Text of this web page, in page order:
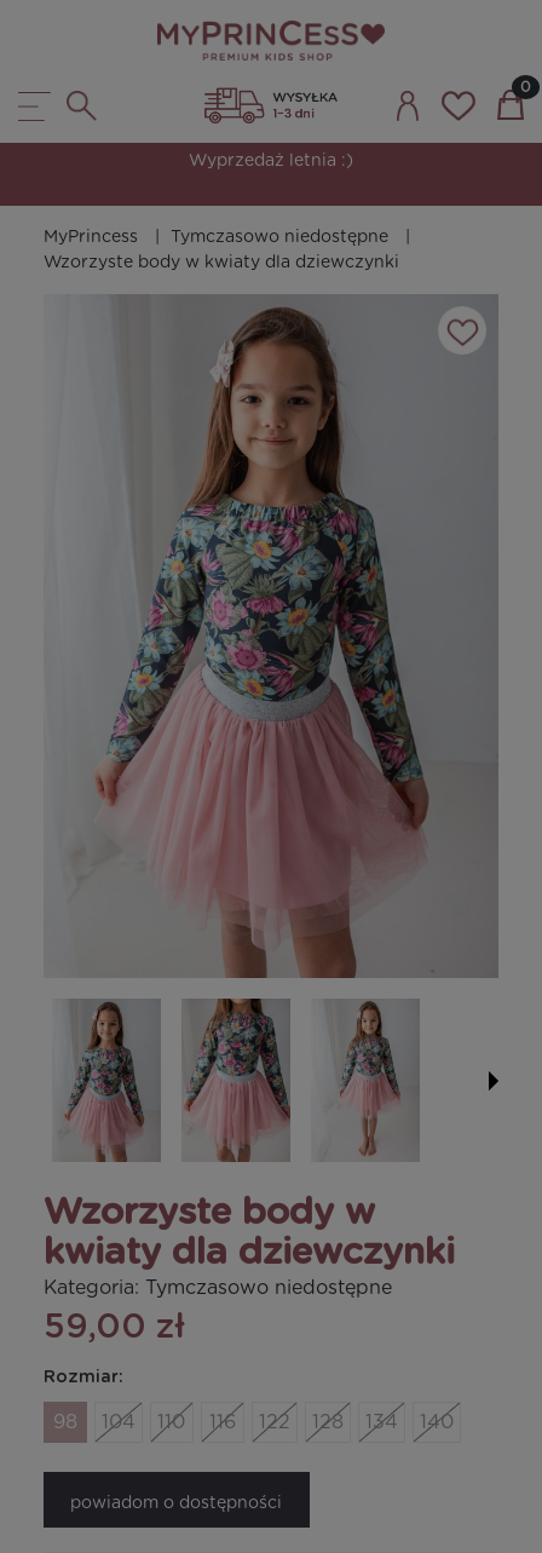
Wyprzedaż letnia :)
MyPrincess
Tymczasowo niedostępne
Wzorzyste body w kwiaty dla dziewczynki
Wzorzyste body w
kwiaty dla dziewczynki
Kategoria: Tymczasowo niedostępne
59,00 zł
Rozmiar:
98 104 110 116 122 128 134 140
powiadom o dostępności